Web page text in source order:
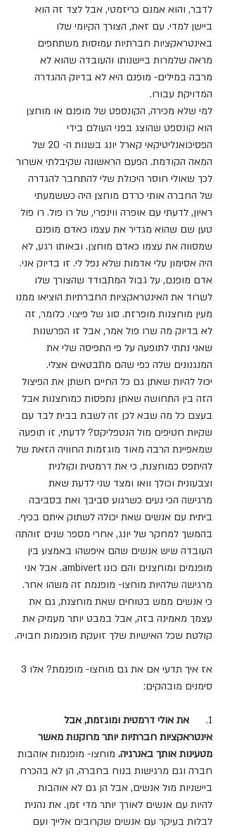
לדבר, והוא אמנם כריזמטי, אבל לצד זה הוא
ביישן למדי. עם זאת, הצורך הקיומי שלו
באינטראקציות חברתיות עמוסות משתתפים
מראה שלמרות ביישנותו והעובדה שהוא לא
מרבה במילים- מופנם היא לא בדיוק ההגדרה
המדויקת עבורו.
למי שלא מכירה, הקונספט של מופנם או מוחצן
הוא קונספט שהוצג בפני העולם בידי
הפסיכואנליטיקאי קארל יונג בשנות ה- 20 של
המאה הקודמת. הפעם הראשונה שקיבלתי אשרור
לכך שאולי חוסר היכולת שלי להתחבר להגדרה
של החברה אותי כרדם מוחצן היה כששמעתי
ראיון, לדעתי עם אופרה ווינפרי, של רו פול. רו פול
טען שם שהוא מגדיר את עצמו כאדם מופנם
שמסווה את עצמו כאדם מוחצן. ובאותו רגע, לא
היה אסימון עלי אדמות שלא נפל לי. זו בדיוק אני.
אדם מופנם, על גבול המתבודד שהצורך שלו
לשרוד את האינטראקציות החברתיות הוציאו ממנו
מעין מוחצנות מופרזת. סוג של פיצוי. כלומר, זה
לא בדיוק מה שרו פול אמר, אבל זו הפרשנות
שאני נתתי לתופעה על פי התפיסה שלי את
המנגנונים שלה כפי שהם מתבטאים אצלי.
יכול להיות שאתן גם כל החיים חשתן את הפיצול
הזה בין התחושה שאתן נתפסות כמוחצנות אבל
בעצם כל מה שבא לכן זה לשבת בבית לבד עם
שקיות חטיפים מול הנטפליקס? לדעתי, זו תופעה
שמאפיינת הרבה מאוד מוגזמות החוויה הזאת של
להיתפס כמוחצנת, כי את דרמטית וקולנית
וצבעונית וכולך וואו ומצד שני לדעת שאת
מרגישה הכי נעים כשרגוע סביבך ואת בסביבה
ביתית עם אנשים שאת יכולה לשתוק איתם בכיף.
בהמשך למחקר של יונג, אחרי מספר שנים זוהתה
העובדה שיש אנשים שהם איפשהו באמצע בין
מופנמים ומוחצנים והם כונו ambivert. אבל אני
מרגישה שלהיות מוחצו- מופנמת זה משהו אחר.
כי אנשים ממש בטוחים שאת מוחצנת, גם את
עצמך מאמינה בזה, אבל במבט יותר מעמיק את
קולטת שכל האישיות שלך זועקת מופנמות חבויה.
סימנים מובהקים:
1.
את אולי דרמטית ומוגזמת, אבל
אינטראקציות חברתיות יותר מרוקנות מאשר
מטעינות אותך באנרגיה. מוחצו- מופנמות אוהבות
חברה וגם מרגישות בנוח בחברה, הן לא בהכרח
ביישניות מול אנשים, אבל הן גם לא אוהבות
להיות עם אנשים לאורך יותר מדי זמן. את נהנית
לבלות בעיקר עם אנשים שקרובים אלייך ועם